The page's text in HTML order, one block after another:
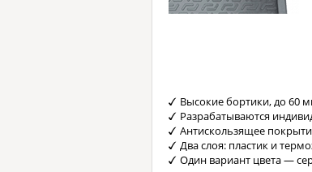
Высокие бортики, до 60
Разрабатываются
Антискользящее
Два слоя: пластик и
Один вариант цвета —